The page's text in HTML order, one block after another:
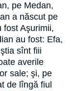
pe Medan,
a născut pe
fost Aşurimii,
au fost: Efa,
sînt fiii
averile
sale; şi, pe
de lîngă fiul